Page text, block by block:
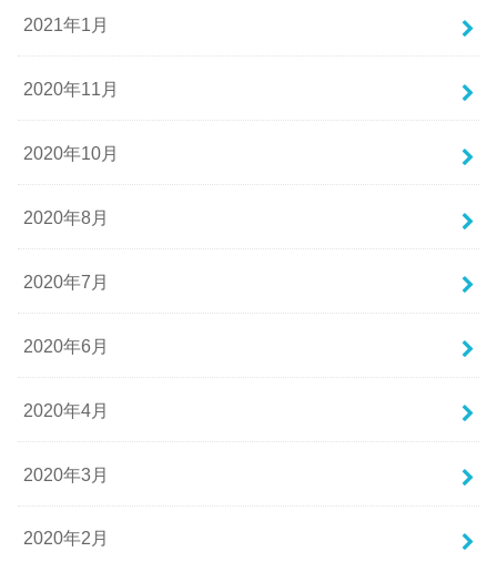
2021年1月
2020年11月
2020年10月
2020年8月
2020年7月
2020年6月
2020年4月
2020年3月
2020年2月